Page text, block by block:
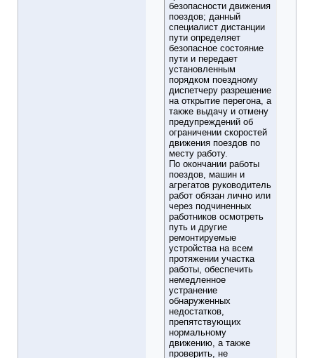
безопасности движения
поездов; данный
специалист дистанции
пути определяет
безопасное состояние
пути и передает
установленным
порядком поездному
диспетчеру разрешение
на открытие перегона, а
также выдачу и отмену
предупреждений об
ограничении скоростей
движения поездов по
месту работу.
По окончании работы
поездов, машин и
агрегатов руководитель
работ обязан лично или
через подчиненных
работников осмотреть
путь и другие
ремонтируемые
устройства на всем
протяжении участка
работы, обеспечить
немедленное
устранение
обнаруженных
недостатков,
препятствующих
нормальному
движению, а также
проверить, не